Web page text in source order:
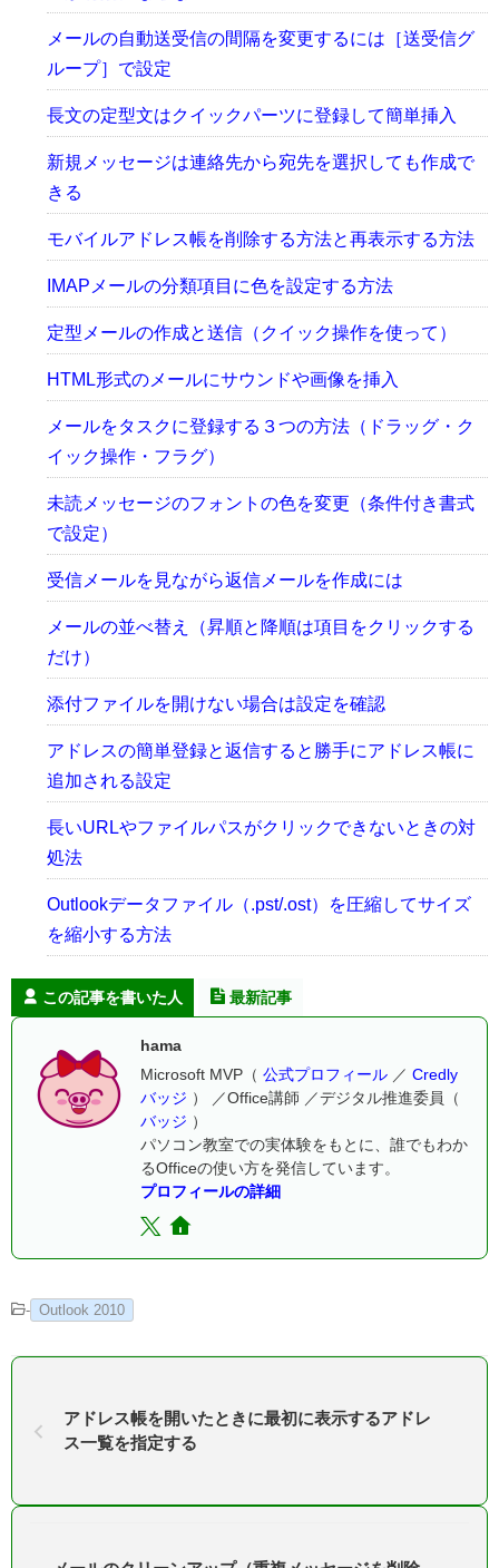
メールの自動送受信の間隔を変更するには［送受信グ
ループ］で設定
長文の定型文はクイックパーツに登録して簡単挿入
新規メッセージは連絡先から宛先を選択しても作成で
きる
モバイルアドレス帳を削除する方法と再表示する方法
IMAPメールの分類項目に色を設定する方法
定型メールの作成と送信（クイック操作を使って）
HTML形式のメールにサウンドや画像を挿入
メールをタスクに登録する３つの方法（ドラッグ・ク
イック操作・フラグ）
未読メッセージのフォントの色を変更（条件付き書式
で設定）
受信メールを見ながら返信メールを作成には
メールの並べ替え（昇順と降順は項目をクリックする
だけ）
添付ファイルを開けない場合は設定を確認
アドレスの簡単登録と返信すると勝手にアドレス帳に
追加される設定
長いURLやファイルパスがクリックできないときの対
処法
Outlookデータファイル（.pst/.ost）を圧縮してサイズ
を縮小する方法
この記事を書いた人 最新記事
hama
Microsoft MVP（ 公式プロフィール ／ Credly
バッジ ） ／Office講師 ／デジタル推進委員（
バッジ ）
パソコン教室での実体験をもとに、誰でもわか
るOfficeの使い方を発信しています。
プロフィールの詳細
- Outlook 2010
アドレス帳を開いたときに最初に表示するアドレ
ス一覧を指定する